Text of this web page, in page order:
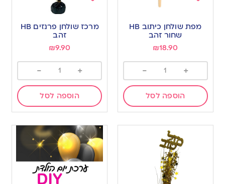
to
wishlist
מפת שולחן כיתוב HB
שחור זהב
₪18.90
+
-
הוספה לסל
to
מרכז שולחן פרנזים HB
זהב
₪9.90
+
-
הוספה לסל